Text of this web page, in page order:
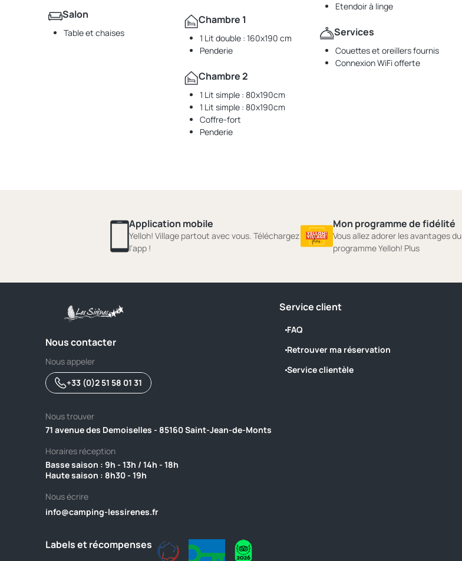
Salon
Table et chaises
Chambre 1
1 Lit double : 160x190 cm
Penderie
Chambre 2
1 Lit simple : 80x190cm
1 Lit simple : 80x190cm
Coffre-fort
Penderie
Etendoir à linge
Services
Couettes et oreillers fournis
Connexion WiFi offerte
Application mobile
Yelloh! Village partout avec vous. Téléchargez
l'app !
Mon programme de fidélité
Vous allez adorer les avantages du
programme Yelloh! Plus
Nous contacter
Nous appeler
+33 (0)2 51 58 01 31
Nous trouver
71 avenue des Demoiselles - 85160 Saint-Jean-de-Monts
Horaires réception
Basse saison : 9h - 13h / 14h - 18h ‎ ‎ ‎ ‎ ‎ ‎ ‎ ‎ ‎ ‎ ‎ ‎ ‎ ‎ ‎ ‎ ‎ ‎ ‎ ‎ ‎ ‎ ‎ ‎ ‎ ‎ ‎ ‎ ‎ ‎ ‎ ‎ ‎ ‎ ‎ ‎ ‎ ‎ ‎ ‎ ‎ ‎ ‎ ‎ ‎ ‎ ‎ ‎ ‎ ‎ ‎
Haute saison : 8h30 - 19h
Nous écrire
info@camping-lessirenes.fr
Service client
FAQ
Retrouver ma réservation
Service clientèle
Labels et récompenses